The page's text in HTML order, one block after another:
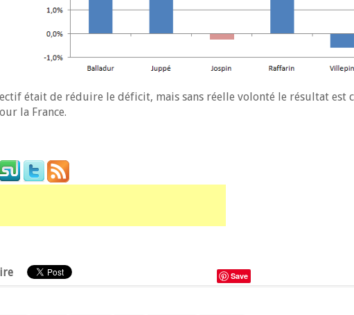
était de réduire le déficit, mais sans réelle volonté le résultat
la France.
Save